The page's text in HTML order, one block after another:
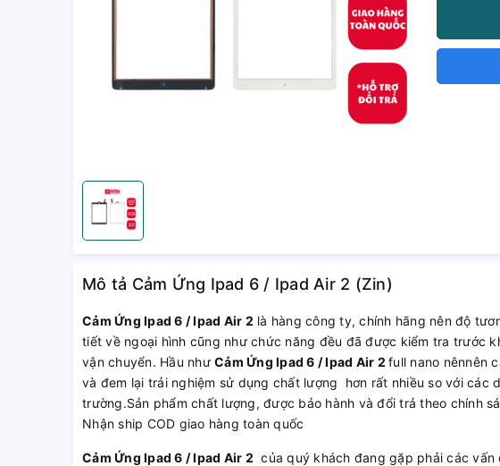
Mô tả Cảm Ứng Ipad 6 / Ipad Air 2 (Zin)
Cảm Ứng Ipad 6 / Ipad Air 2 là hàng công ty, chính hãng nên độ
tiết về ngoại hình cũng như chức năng đều đã được kiểm tra trước
vận chuyển. Hầu như Cảm Ứng Ipad 6 / Ipad Air 2 full nano nênnên
và đem lại trải nghiệm sử dụng chất lượng hơn rất nhiều so với các
trường.Sản phẩm chất lượng, được bảo hành và đổi trả theo chính
Nhận ship COD giao hàng toàn quốc
Cảm Ứng Ipad 6 / Ipad Air 2 của quý khách đang gặp phải các vấn